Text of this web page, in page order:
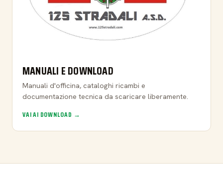
MANUALI E DOWNLOAD
Manuali d'officina, cataloghi ricambi e
documentazione tecnica da scaricare liberamente.
VAI AI DOWNLOAD →